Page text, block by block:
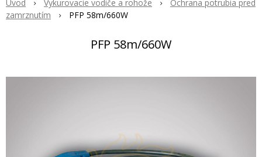
Úvod Vykurovacie vodiče a rohože
Ochrana potrubia pred
zamrznutím
PFP 58m/660W
PFP 58m/660W